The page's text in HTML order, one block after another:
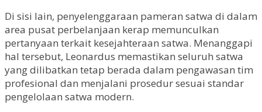
Di sisi lain, penyelenggaraan pameran satwa di dalam
area pusat perbelanjaan kerap memunculkan
pertanyaan terkait kesejahteraan satwa. Menanggapi
hal tersebut, Leonardus memastikan seluruh satwa
yang dilibatkan tetap berada dalam pengawasan tim
profesional dan menjalani prosedur sesuai standar
pengelolaan satwa modern.